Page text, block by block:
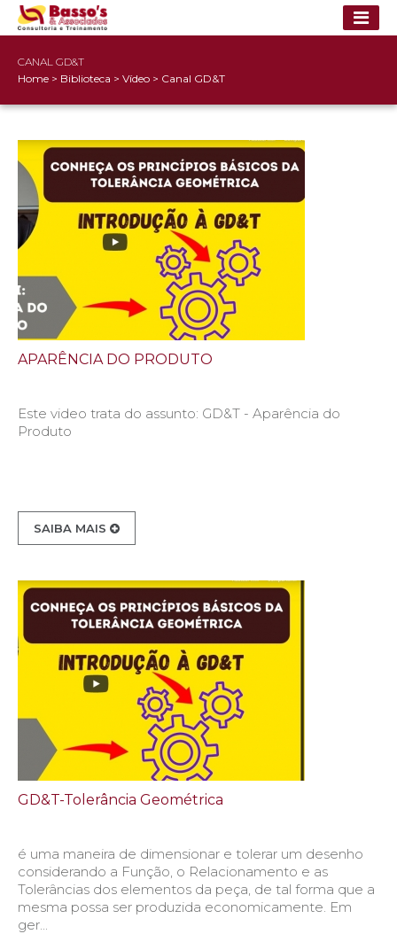
CANAL GD&T
Home > Biblioteca > Vídeo > Canal GD&T
APARÊNCIA DO PRODUTO
Este video trata do assunto: GD&T - Aparência do
Produto
SAIBA MAIS
GD&T-Tolerância Geométrica
é uma maneira de dimensionar e tolerar um desenho
considerando a Função, o Relacionamento e as
Tolerâncias dos elementos da peça, de tal forma que a
mesma possa ser produzida economicamente. Em
ger...